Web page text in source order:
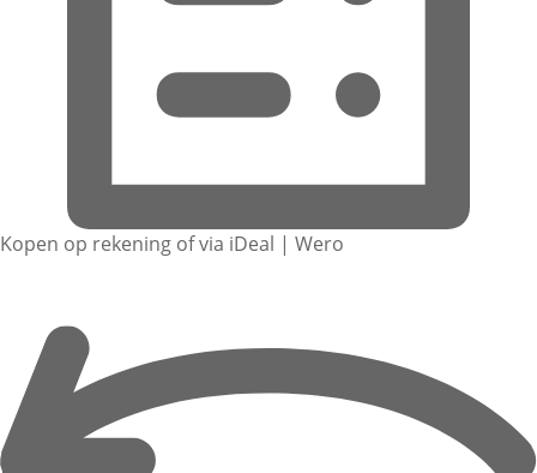
Kopen op rekening of via iDeal | Wero